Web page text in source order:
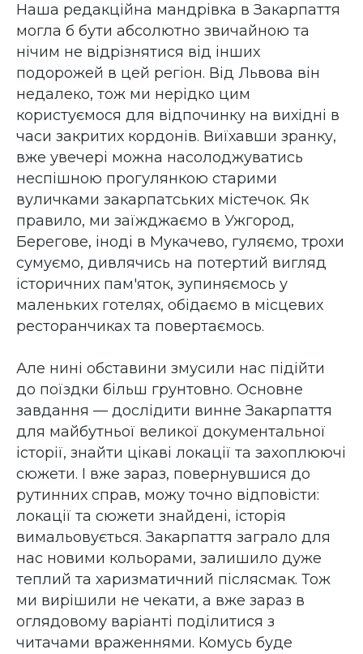
Наша редакційна мандрівка в Закарпаття
могла б бути абсолютно звичайною та
нічим не відрізнятися від інших
подорожей в цей регіон. Від Львова він
недалеко, тож ми нерідко цим
користуємося для відпочинку на вихідні в
часи закритих кордонів. Виїхавши зранку,
вже увечері можна насолоджуватись
неспішною прогулянкою старими
вуличками закарпатських містечок. Як
правило, ми заїжджаємо в Ужгород,
Берегове, іноді в Мукачево, гуляємо, трохи
сумуємо, дивлячись на потертий вигляд
історичних пам'яток, зупиняємось у
маленьких готелях, обідаємо в місцевих
ресторанчиках та повертаємось.
Але нині обставини змусили нас підійти
до поїздки більш грунтовно. Основне
завдання — дослідити винне Закарпаття
для майбутньої великої документальної
історії, знайти цікаві локації та захоплюючі
сюжети. І вже зараз, повернувшися до
рутинних справ, можу точно відповісти:
локації та сюжети знайдені, історія
вимальовується. Закарпаття заграло для
нас новими кольорами, залишило дуже
теплий та харизматичний післясмак. Тож
ми вирішили не чекати, а вже зараз в
оглядовому варіанті поділитися з
читачами враженнями. Комусь буде